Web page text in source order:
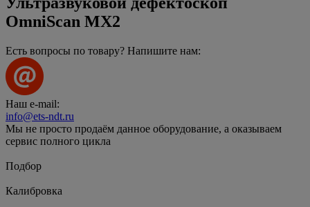
OmniScan MX2
Есть вопросы по товару? Напишите нам:
Наш e-mail:
info@ets-ndt.ru
Мы не просто продаём данное оборудование, а оказываем
сервис полного цикла
Подбор
Калибровка